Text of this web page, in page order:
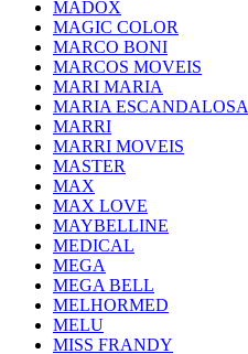
MADOX
MAGIC COLOR
MARCO BONI
MARCOS MOVEIS
MARI MARIA
MARIA ESCANDALOSA
MARRI
MARRI MOVEIS
MASTER
MAX
MAX LOVE
MAYBELLINE
MEDICAL
MEGA
MEGA BELL
MELHORMED
MELU
MISS FRANDY